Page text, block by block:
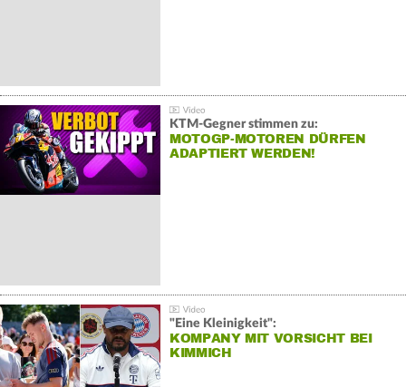
KTM-Gegner stimmen zu:
MOTOGP-MOTOREN DÜRFEN
ADAPTIERT WERDEN!
"Eine Kleinigkeit":
KOMPANY MIT VORSICHT BEI
KIMMICH